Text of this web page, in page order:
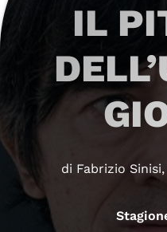
IL
di Fabrizio